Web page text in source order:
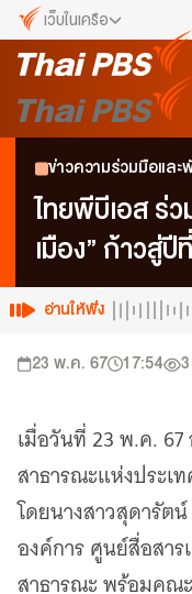
เว็บในเครือ
เว็บไซต์ในเครือ
ALTV
VIPA
พื้นที่นำเสน
Thai PBS
เรื่องราวดี
View The
C-SITE
เพราะพลัง
Locals
ข่าวความร่วมมือและ
ไทยพีบีเอส ร่
เมือง” ก้าวสู่ปี
อ่านให้ฟัง
23 พ.ค. 67 17:54 3
เมื่อวันที่ 23 พ.ค.
สาธารณะแห่งประเ
โดยนางสาวสุดารัต
องค์การ ศูนย์สื่อสาร
สาธารณะ พร้อมคณ